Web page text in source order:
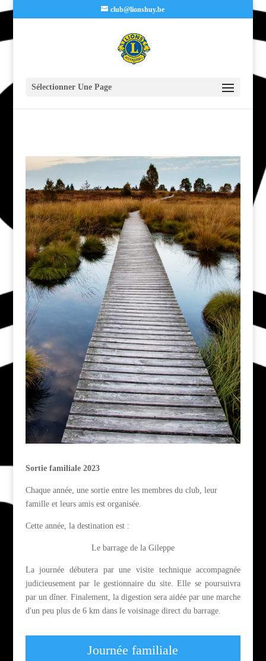
club@lionshuy.be
Sélectionner Une Page
Sortie familiale 2023
Chaque année, une sortie entre les membres du club, leur
famille et leurs amis est organisée.
Cette année, la destination est :
Le barrage de la Gileppe
La journée débutera par une visite technique accompagnée
judicieusement par le gestionnaire du site. Elle se poursuivra
par un dîner. Finalement, la digestion sera aidée par une marche
d'un peu plus de 6 km dans le voisinage direct du barrage.
Journée familiale